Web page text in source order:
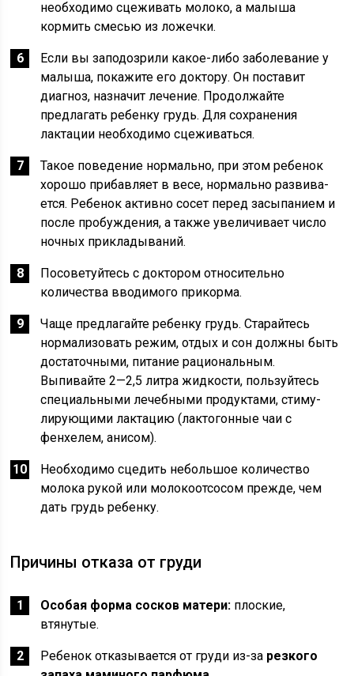
необходимо сцеживать молоко, а малыша
кормить смесью из ложечки.
Если вы заподозри­ли какое-либо заболе­вание у
малыша, пока­жите его доктору. Он поставит
диагноз, наз­начит лечение. Про­должайте
предлагать ребенку грудь. Для сохранения
лактации необходимо сцежи­ваться.
Такое поведение нор­мально, при этом ребе­нок
хорошо прибавляет в весе, нормально развива­
ется. Ребенок активно со­сет перед засыпанием и
после пробуждения, а также увеличивает число
ночных прикладываний.
Посоветуйтесь с доктором относи­тельно
количества вводимого прикорма.
Чаще предлагайте ребенку грудь. Старайтесь
нормализовать режим, отдых и сон должны быть
достаточными, питание рациональным.
Выпивайте 2—2,5 литра жидкости, пользуйтесь
специальными лечебными продуктами, стиму­
лирующими лактацию (лактогонные чаи с
фенхелем, анисом).
Необходимо сцедить небольшое количество
молока рукой или молокоотсосом прежде, чем
дать грудь ребенку.
Причины отказа от груди
Особая форма сосков матери: плоские,
втянутые.
Ребенок отказывается от груди из-за резкого